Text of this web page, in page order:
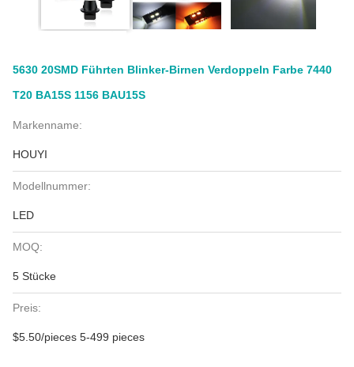
5630 20SMD Führten Blinker-Birnen Verdoppeln Farbe 7440
T20 BA15S 1156 BAU15S
Markenname:
HOUYI
Modellnummer:
LED
MOQ:
5 Stücke
Preis:
$5.50/pieces 5-499 pieces